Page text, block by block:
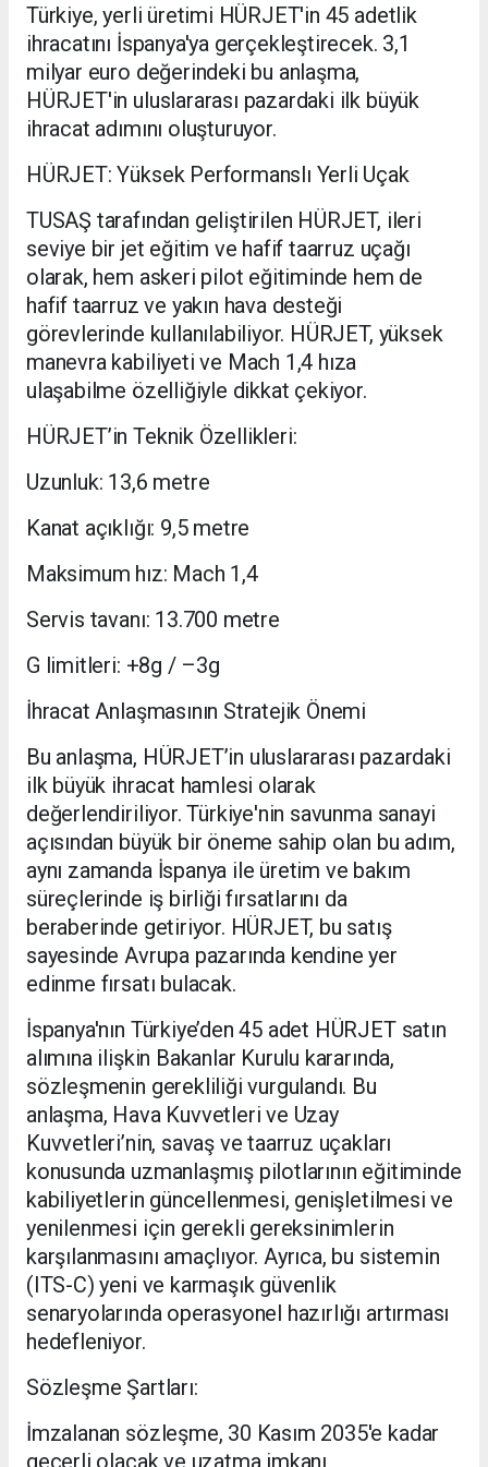
Türkiye, yerli üretimi HÜRJET'in 45 adetlik
ihracatını İspanya'ya gerçekleştirecek. 3,1
milyar euro değerindeki bu anlaşma,
HÜRJET'in uluslararası pazardaki ilk büyük
ihracat adımını oluşturuyor.
HÜRJET: Yüksek Performanslı Yerli Uçak
TUSAŞ tarafından geliştirilen HÜRJET, ileri
seviye bir jet eğitim ve hafif taarruz uçağı
olarak, hem askeri pilot eğitiminde hem de
hafif taarruz ve yakın hava desteği
görevlerinde kullanılabiliyor. HÜRJET, yüksek
manevra kabiliyeti ve Mach 1,4 hıza
ulaşabilme özelliğiyle dikkat çekiyor.
HÜRJET’in Teknik Özellikleri:
Uzunluk: 13,6 metre
Kanat açıklığı: 9,5 metre
Maksimum hız: Mach 1,4
Servis tavanı: 13.700 metre
G limitleri: +8g / –3g
İhracat Anlaşmasının Stratejik Önemi
Bu anlaşma, HÜRJET’in uluslararası pazardaki
ilk büyük ihracat hamlesi olarak
değerlendiriliyor. Türkiye'nin savunma sanayi
açısından büyük bir öneme sahip olan bu adım,
aynı zamanda İspanya ile üretim ve bakım
süreçlerinde iş birliği fırsatlarını da
beraberinde getiriyor. HÜRJET, bu satış
sayesinde Avrupa pazarında kendine yer
edinme fırsatı bulacak.
İspanya'nın Türkiye’den 45 adet HÜRJET satın
alımına ilişkin Bakanlar Kurulu kararında,
sözleşmenin gerekliliği vurgulandı. Bu
anlaşma, Hava Kuvvetleri ve Uzay
Kuvvetleri’nin, savaş ve taarruz uçakları
konusunda uzmanlaşmış pilotlarının eğitiminde
kabiliyetlerin güncellenmesi, genişletilmesi ve
yenilenmesi için gerekli gereksinimlerin
karşılanmasını amaçlıyor. Ayrıca, bu sistemin
(ITS-C) yeni ve karmaşık güvenlik
senaryolarında operasyonel hazırlığı artırması
hedefleniyor.
Sözleşme Şartları:
İmzalanan sözleşme, 30 Kasım 2035'e kadar
geçerli olacak ve uzatma imkanı